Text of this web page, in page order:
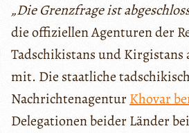
„Die Grenzfrage ist
die offiziellen Agenturen der
Tadschikistans und Kirgistans
mit. Die staatliche
NachrichtenagenturKhovar
Delegationen beider Länder